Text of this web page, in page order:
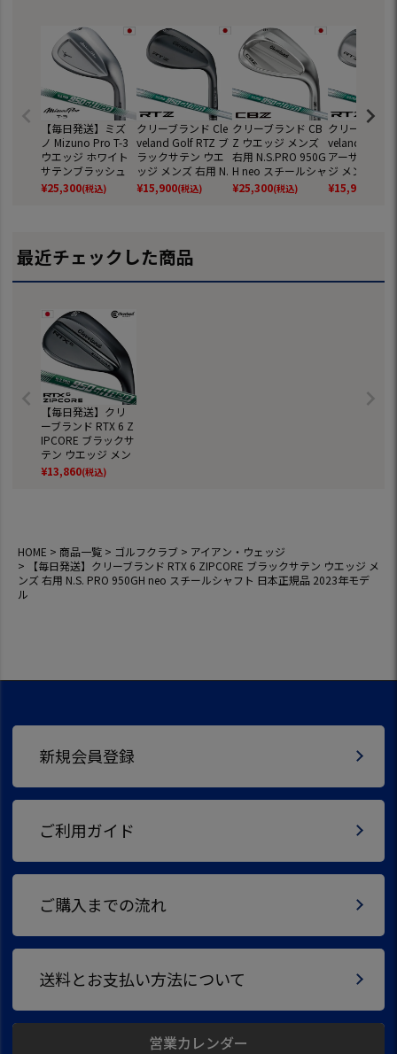
【毎日発送】ミズ
ノ Mizuno Pro T-3
ウエッジ ホワイト
サテンブラッシュ
仕上げ メンズ 右用
N.S.PRO 950 GH ne
品
¥25,300(税込)
クリーブランド Cle
veland Golf RTZ ブ
ラックサテン ウエ
ッジ メンズ 右用 N.
S.PRO 950GH neo
ゴルフ クラブ 日本
¥15,900(税込)
クリーブランド CB
Z ウエッジ メンズ
右用 N.S.PRO 950G
H neo スチールシャ
フト Cleveland 日
本正規品 ゴルフク
¥25,300(税込)
クリーブラン
veland Golf
アーサテン ウ
ジ メンズ 右
PRO 950GH
ルフ クラブ
¥15,900
最近チェックした商品
【毎日発送】クリ
ーブランド RTX 6 Z
IPCORE ブラックサ
テン ウエッジ メン
ズ 右用 N.S. PRO 9
50GH neo スチール
¥13,860(税込)
HOME 商品一覧 ゴルフクラブ
アイアン・ウェッジ
【毎日発送】クリーブランド RTX 6 ZIPCORE ブラックサテン ウエッジ メ
ンズ 右用 N.S. PRO 950GH neo スチールシャフト 日本正規品 2023年モデ
ル
新規会員登録
ご利用ガイド
ご購入までの流れ
送料とお支払い方法について
営業カレンダー